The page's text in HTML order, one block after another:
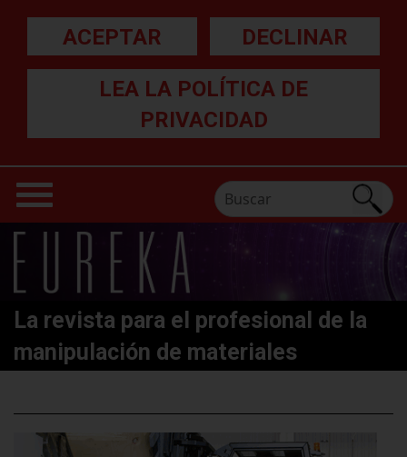
ACEPTAR DECLINAR
LEA LA POLÍTICA DE
PRIVACIDAD
La revista para el profesional de la
manipulación de materiales